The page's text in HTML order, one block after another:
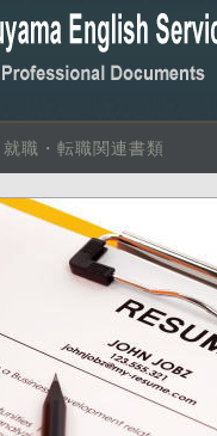
就職・転職関連書類